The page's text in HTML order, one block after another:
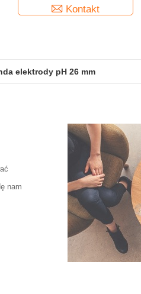
Kontakt
elektrody pH 26 mm
nam